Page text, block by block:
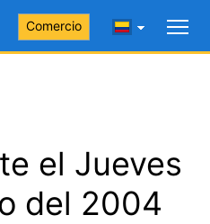
Comercio
el Jueves
del 2004